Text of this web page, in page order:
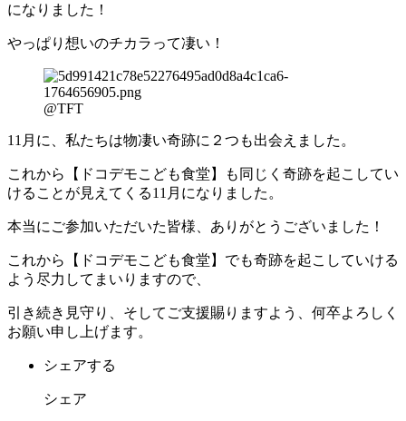
になりました！
やっぱり想いのチカラって凄い！
@TFT
11月に、私たちは物凄い奇跡に２つも出会えました。
これから【ドコデモこども食堂】も同じく奇跡を起こしてい
けることが見えてくる11月になりました。
本当にご参加いただいた皆様、ありがとうございました！
これから【ドコデモこども食堂】でも奇跡を起こしていける
よう尽力してまいりますので、
引き続き見守り、そしてご支援賜りますよう、何卒よろしく
お願い申し上げます。
シェアする
シェア